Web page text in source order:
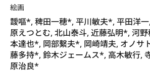
絵画
靉嘔*, 稗田一穂*, 平川敏夫*, 平田洋
原えつとむ, 北山泰斗, 近藤弘明*, 河
本達也*, 岡部繫夫*, 岡崎靖夫, オノサ
藤多持*, 鈴木ジェームス*, 高木敏行,
原治良*